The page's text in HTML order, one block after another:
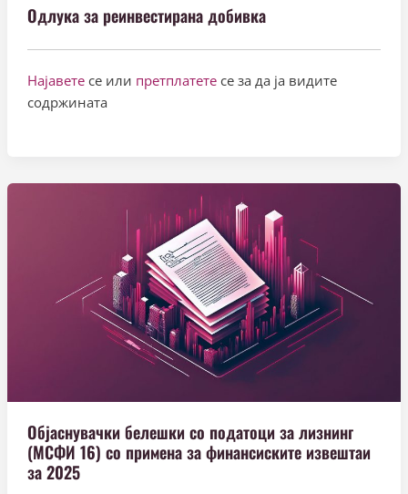
Одлука за реинвестирана добивка
Најавете се или претплатетесе за да ја видите
содржината
Објаснувачки белешки со податоци за лизнинг
(МСФИ 16) со примена за финансиските извештаи
за 2025